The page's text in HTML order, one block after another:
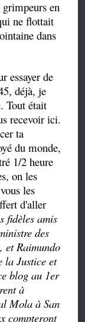
en
ne flottait
dans
essayer de
déjà, je
Tout était
recevoir ici.
ta
du monde,
1/2 heure
on les
les
d'aller
fidèles amis
des
et Raimundo
la Justice et
blog au 1er
à
Mola à San
compteront